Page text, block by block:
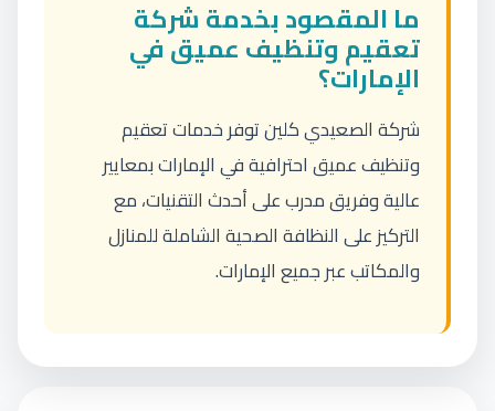
ما المقصود بخدمة شركة
تعقيم وتنظيف عميق في
الإمارات؟
شركة الصعيدي كلين توفر خدمات تعقيم
وتنظيف عميق احترافية في الإمارات بمعايير
عالية وفريق مدرب على أحدث التقنيات، مع
التركيز على النظافة الصحية الشاملة للمنازل
والمكاتب عبر جميع الإمارات.